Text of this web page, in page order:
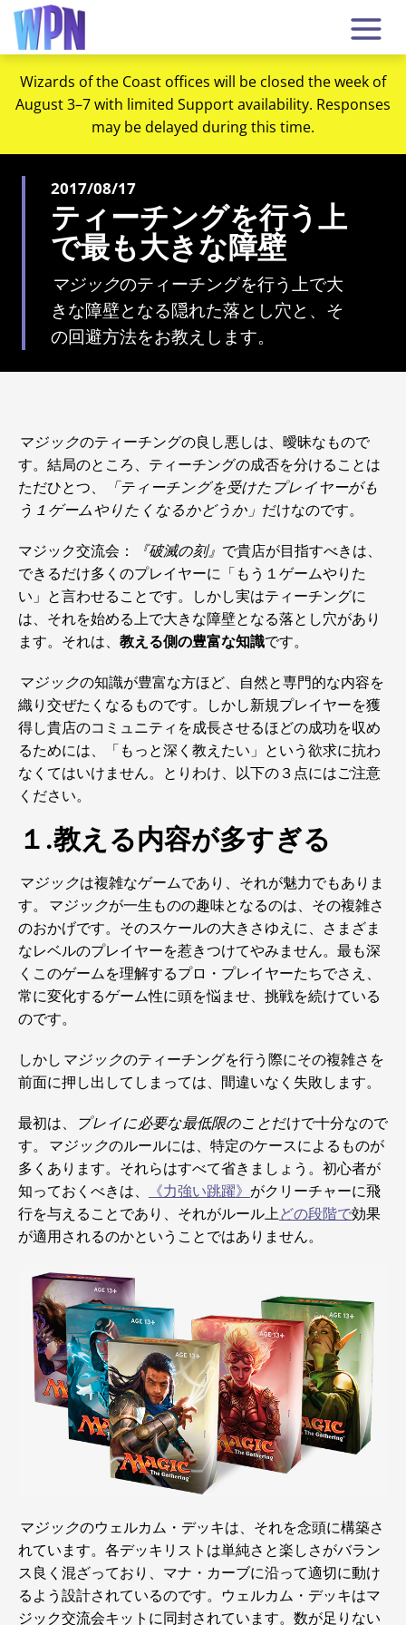
Wizards of the Coast offices will be closed the week of
August 3–7 with limited Support availability. Responses
may be delayed during this time.
2017/08/17
ティーチングを行う上
で最も大きな障壁
マジックのティーチングを行う上で大
きな障壁となる隠れた落とし穴と、そ
の回避方法をお教えします。
マジックのティーチングの良し悪しは、曖昧なもので
す。結局のところ、ティーチングの成否を分けることは
ただひとつ、
「ティーチングを受けたプレイヤーがも
う１ゲームやりたくなるかどうか」 だけなのです。
マジック交流会： 『破滅の刻』 で貴店が目指すべきは、
できるだけ多くのプレイヤーに「もう１ゲームやりた
い」と言わせることです。しかし実はティーチングに
は、それを始める上で大きな障壁となる落とし穴があり
ます。それは、 教える側の豊富な知識です。
マジックの知識が豊富な方ほど、自然と専門的な内容を
織り交ぜたくなるものです。しかし新規プレイヤーを獲
得し貴店のコミュニティを成長させるほどの成功を収め
るためには、「もっと深く教えたい」という欲求に抗わ
なくてはいけません。とりわけ、以下の３点にはご注意
ください。
１.教える内容が多すぎる
マジックは複雑なゲームであり、それが魅力でもありま
す。
マジックが一生ものの趣味となるのは、その複雑さ
のおかげです。そのスケールの大きさゆえに、さまざま
なレベルのプレイヤーを惹きつけてやみません。最も深
くこのゲームを理解するプロ・プレイヤーたちでさえ、
常に変化するゲーム性に頭を悩ませ、挑戦を続けている
のです。
しかし マジックのティーチングを行う際にその複雑さを
前面に押し出してしまっては、間違いなく失敗します。
最初は、 プレイに必要な最低限のことだけで十分なので
す。
マジックのルールには、特定のケースによるものが
多くあります。それらはすべて省きましょう。初心者が
知っておくべきは、
《力強い跳躍》 がクリーチャーに飛
行を与えることであり、それがルール上どの段階で効果
が適用されるのかということではありません。
マジックのウェルカム・デッキは、それを念頭に構築さ
れています。各デッキリストは単純さと楽しさがバラン
ス良く混ざっており、マナ・カーブに沿って適切に動け
るよう設計されているのです。ウェルカム・デッキはマ
ジック交流会キットに同封されています。数が足りない